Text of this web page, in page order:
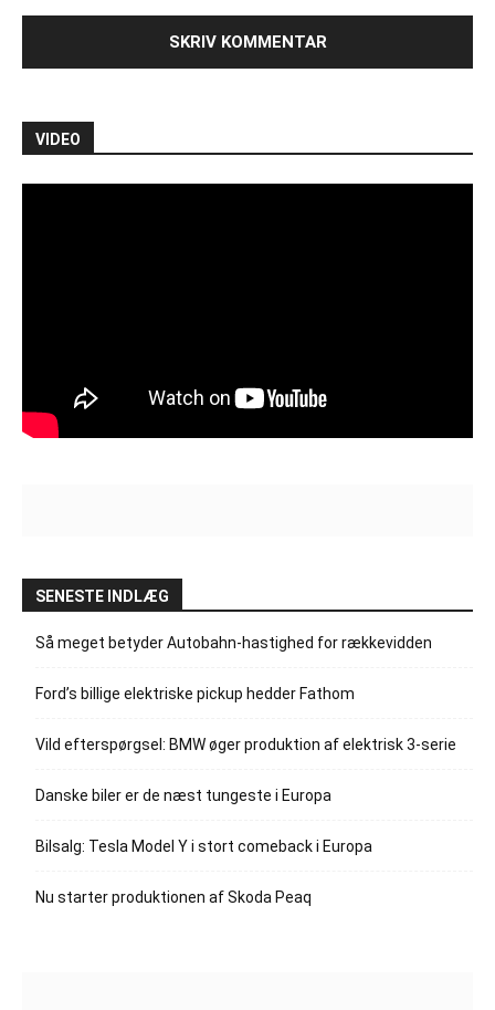
VIDEO
SENESTE INDLÆG
Så meget betyder Autobahn-hastighed for rækkevidden
Ford’s billige elektriske pickup hedder Fathom
Vild efterspørgsel: BMW øger produktion af elektrisk 3-serie
Danske biler er de næst tungeste i Europa
Bilsalg: Tesla Model Y i stort comeback i Europa
Nu starter produktionen af Skoda Peaq